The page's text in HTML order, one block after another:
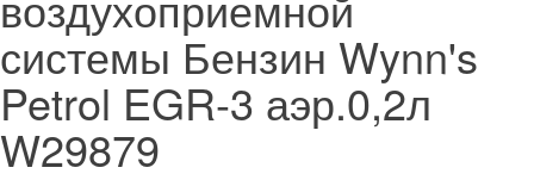
системы Бензин Wynn's
Petrol EGR-3 аэр.0,2л
W29879